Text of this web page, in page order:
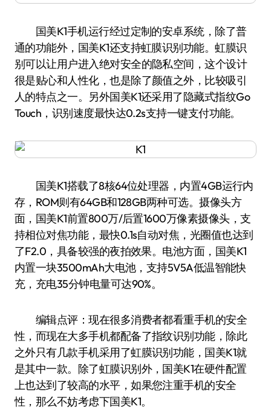
国美K1手机运行经过定制的安卓系统，除了普
通的功能外，国美K1还支持虹膜识别功能。虹膜识
别可以让用户进入绝对安全的隐私空间，这个设计
很是贴心和人性化，也是除了颜值之外，比较吸引
人的特点之一。另外国美K1还采用了隐藏式指纹Go
Touch，识别速度最快达0.2s支持一键支付功能。
国美K1搭载了8核64位处理器，内置4GB运行内
存，ROM则有64GB和128GB两种可选。摄像头方
面，国美K1前置800万/后置1600万像素摄像头，支
持相位对焦功能，最快0.1s自动对焦，光圈值也达到
了F2.0，具备较强的夜拍效果。电池方面，国美K1
内置一块3500mAh大电池，支持5V5A低温智能快
充，充电35分钟电量可达90%。
编辑点评：现在很多消费者都看重手机的安全
性，而现在大多手机都配备了指纹识别功能，除此
之外只有几款手机采用了虹膜识别功能，国美K1就
是其中一款。除了虹膜识别外，国美K1在硬件配置
上也达到了较高的水平，如果您注重手机的安全
性，那么不妨考虑下国美K1。